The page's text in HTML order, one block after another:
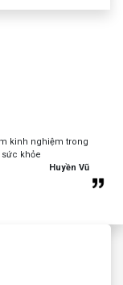
kinh nghiệm trong
sức khỏe
Huyền Vũ